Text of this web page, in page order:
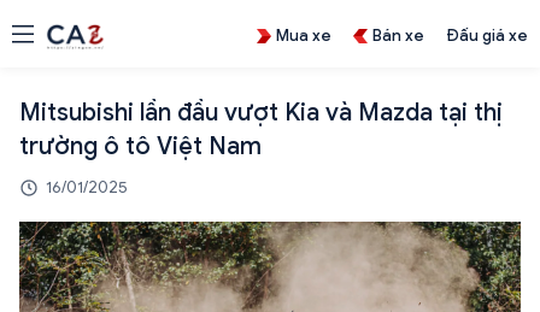
Mua xe Bán xe Đấu giá xe
Mitsubishi lần đầu vượt Kia và Mazda tại thị
trường ô tô Việt Nam
16/01/2025